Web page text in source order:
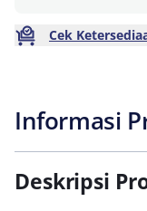
Cek
Informasi
Deskripsi